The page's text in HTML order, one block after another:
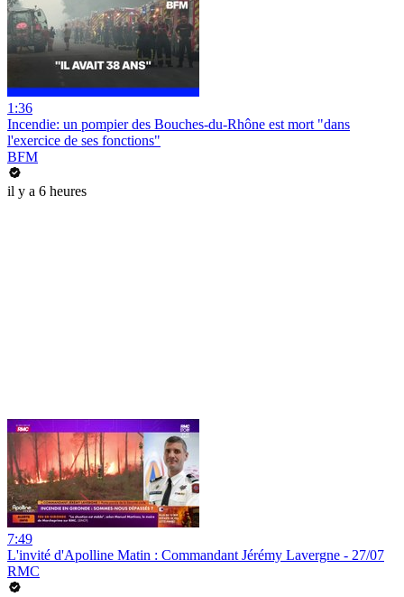
1:36
Incendie: un pompier des Bouches-du-Rhône est mort "dans
l'exercice de ses fonctions"
BFM
il y a 6 heures
7:49
L'invité d'Apolline Matin : Commandant Jérémy Lavergne - 27/07
RMC